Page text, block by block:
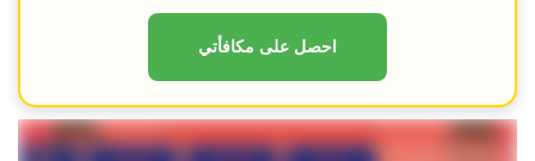
احصل على مكافأتي